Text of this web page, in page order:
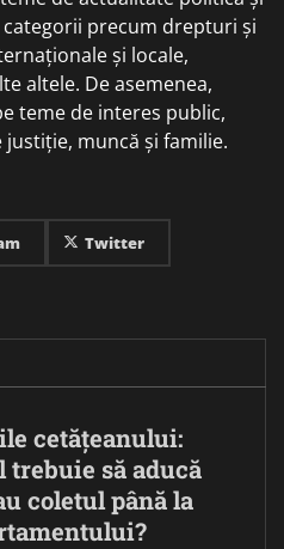
precum drepturi și
și locale,
altele. De asemenea,
teme de interes public,
muncă și familie.
Twitter
cetățeanului:
trebuie să aducă
coletul până la